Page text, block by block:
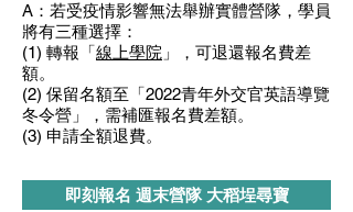
A：若受疫情影響無法舉辦實體營隊，學員
將有三種選擇：
(1) 轉報「線上學院 」，可退還報名費差
額。
(2) 保留名額至「2022青年外交官英語導覽
冬令營」，需補匯報名費差額。
(3) 申請全額退費。
即刻報名 週末營隊 大稻埕尋寶